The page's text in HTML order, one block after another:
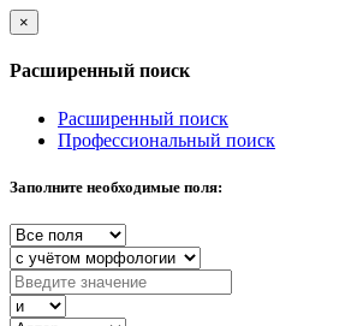
×
Расширенный поиск
Расширенный поиск
Профессиональный поиск
Заполните необходимые поля: